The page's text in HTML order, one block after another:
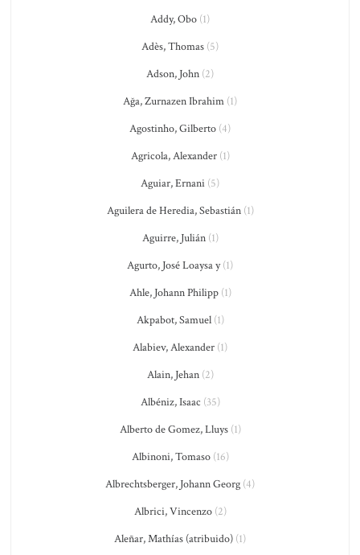
Addy, Obo (1)
Adès, Thomas (5)
Adson, John (2)
Ağa, Zurnazen Ibrahim (1)
Agostinho, Gilberto (4)
Agricola, Alexander(1)
Aguiar, Ernani (5)
Aguilera de Heredia, Sebastián(1)
Aguirre, Julián(1)
Agurto, José Loaysa y(1)
Ahle, Johann Philipp(1)
Akpabot, Samuel(1)
Alabiev, Alexander (1)
Alain, Jehan(2)
Albéniz, Isaac (35)
Alberto de Gomez, Lluys(1)
Albinoni, Tomaso(16)
Albrechtsberger, Johann Georg (4)
Albrici, Vincenzo(2)
Aleñar, Mathías (atribuido) (1)